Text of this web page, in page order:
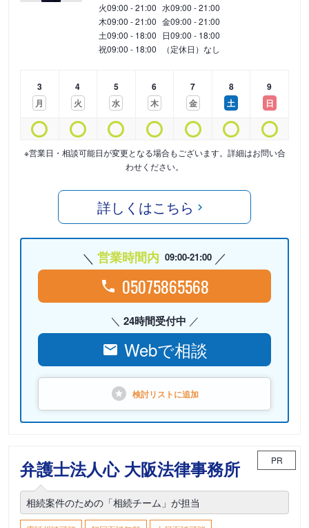
火09:00 - 21:00 水09:00 - 21:00
木09:00 - 21:00 金09:00 - 21:00
土09:00 - 18:00 日09:00 - 18:00
祝09:00 - 18:00 （定休日）なし
3
月
4
火
5
水
6
木
7
金
8
土
9
日
※営業日・相談可能日が変更となる場合もございます。詳細はお問い合
わせください。
詳しくはこちら
営業時間内 09:00-21:00
05075865568
24時間受付中
Webで相談
検討リストに追加
弁護士法人心 大阪法律事務所 PR
相続案件のための「相続チーム」が担当